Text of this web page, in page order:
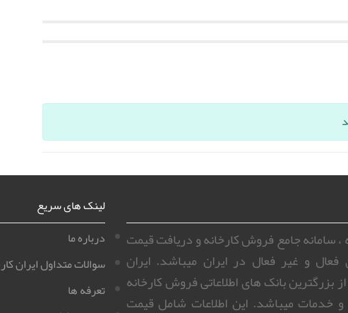
، سامانه جامع فروش کارخانه و دریافت قیمت
فعال و غیر فعال در ایران میباشد. ایران
بزرگترین بانک های اطلاعاتی فروش کارخانه
خدمات میباشد. این اطلاعات شامل قیمت
لینک های سریع
درباره ما
سوالات متداول ایران
تعرفه ها